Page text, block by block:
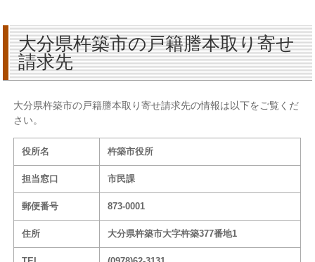
大分県杵築市の戸籍謄本取り寄せ
請求先
大分県杵築市の戸籍謄本取り寄せ請求先の情報は以下をご覧くだ
さい。
役所名 杵築市役所
担当窓口 市民課
郵便番号 873-0001
住所 大分県杵築市大字杵築377番地1